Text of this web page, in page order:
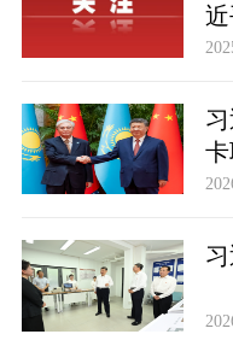
学习新语
望